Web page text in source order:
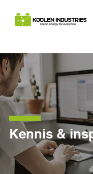
Kennis &